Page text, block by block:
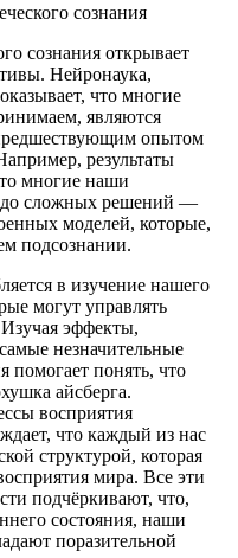
сознания
сознания открывает
Нейронаука,
что многие
являются
опытом
результаты
многие наши
до сложных решений —
моделей, которые,
подсознании.
в изучение нашего
могут управлять
эффекты,
незначительные
помогает понять, что
айсберга.
восприятия
что каждый из нас
структурой, которая
мира. Все эти
подчёркивают, что,
состояния, наши
поразительной